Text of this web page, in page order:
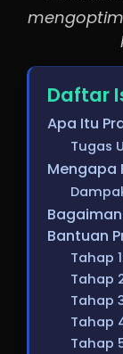
Daftar
Apa Itu
Tugas
Mengapa
Bantuan
Tahap
Tahap
Tahap
Tahap
Tahap